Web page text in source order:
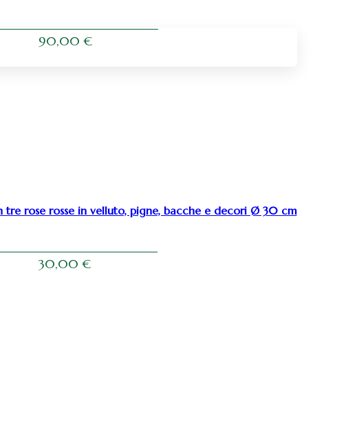
90,00€
rose rosse in velluto, pigne, bacche e decori Ø 30 cm
30,00 €